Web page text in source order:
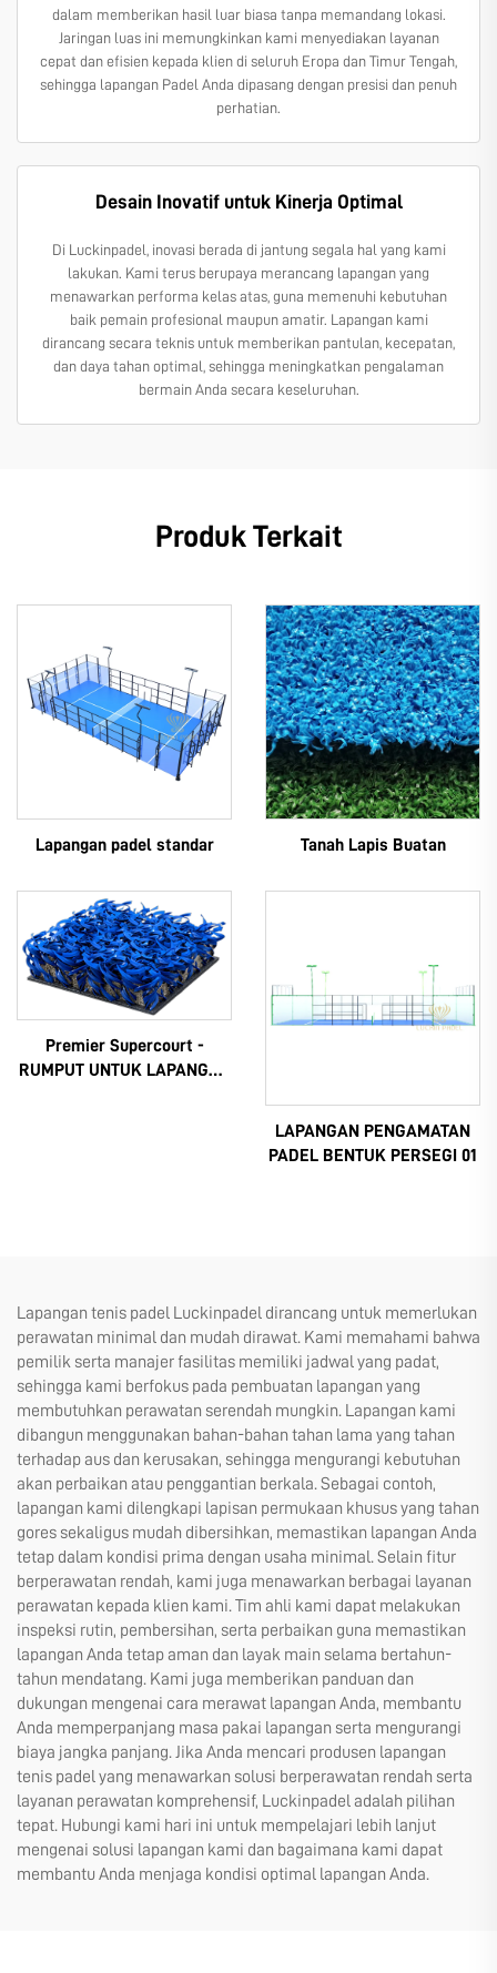
dalam memberikan hasil luar biasa tanpa memandang lokasi.
Jaringan luas ini memungkinkan kami menyediakan layanan
cepat dan efisien kepada klien di seluruh Eropa dan Timur Tengah,
sehingga lapangan Padel Anda dipasang dengan presisi dan penuh
perhatian.
Desain Inovatif untuk Kinerja Optimal
Di Luckinpadel, inovasi berada di jantung segala hal yang kami
lakukan. Kami terus berupaya merancang lapangan yang
menawarkan performa kelas atas, guna memenuhi kebutuhan
baik pemain profesional maupun amatir. Lapangan kami
dirancang secara teknis untuk memberikan pantulan, kecepatan,
dan daya tahan optimal, sehingga meningkatkan pengalaman
bermain Anda secara keseluruhan.
Produk Terkait
Lapangan padel standar Tanah Lapis Buatan
Premier Supercourt -
RUMPUT UNTUK LAPANGAN
LAPANGAN PENGAMATAN
PADEL BENTUK PERSEGI 01
Lapangan tenis padel Luckinpadel dirancang untuk memerlukan
perawatan minimal dan mudah dirawat. Kami memahami bahwa
pemilik serta manajer fasilitas memiliki jadwal yang padat,
sehingga kami berfokus pada pembuatan lapangan yang
membutuhkan perawatan serendah mungkin. Lapangan kami
dibangun menggunakan bahan-bahan tahan lama yang tahan
terhadap aus dan kerusakan, sehingga mengurangi kebutuhan
akan perbaikan atau penggantian berkala. Sebagai contoh,
lapangan kami dilengkapi lapisan permukaan khusus yang tahan
gores sekaligus mudah dibersihkan, memastikan lapangan Anda
tetap dalam kondisi prima dengan usaha minimal. Selain fitur
berperawatan rendah, kami juga menawarkan berbagai layanan
perawatan kepada klien kami. Tim ahli kami dapat melakukan
inspeksi rutin, pembersihan, serta perbaikan guna memastikan
lapangan Anda tetap aman dan layak main selama bertahun-
tahun mendatang. Kami juga memberikan panduan dan
dukungan mengenai cara merawat lapangan Anda, membantu
Anda memperpanjang masa pakai lapangan serta mengurangi
biaya jangka panjang. Jika Anda mencari produsen lapangan
tenis padel yang menawarkan solusi berperawatan rendah serta
layanan perawatan komprehensif, Luckinpadel adalah pilihan
tepat. Hubungi kami hari ini untuk mempelajari lebih lanjut
mengenai solusi lapangan kami dan bagaimana kami dapat
membantu Anda menjaga kondisi optimal lapangan Anda.